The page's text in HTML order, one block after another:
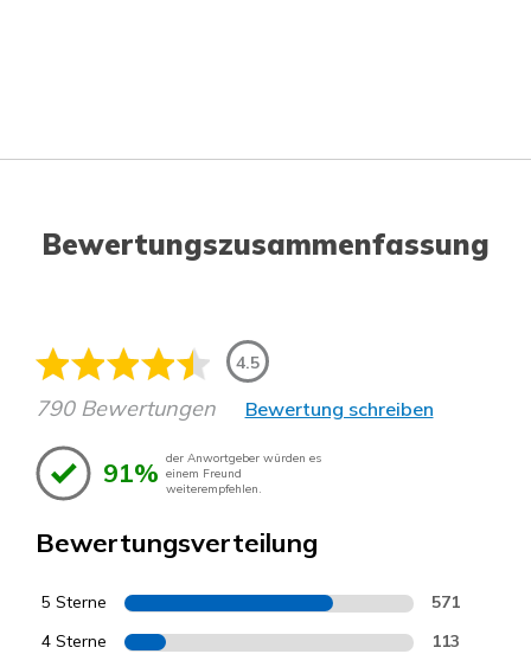
Bewertungszusammenfassung
4.5
790 Bewertungen Bewertung schreiben
91% der Anwortgeber würden es
einem Freund
weiterempfehlen.
Bewertungsverteilung
5 Sterne 571
4 Sterne 113